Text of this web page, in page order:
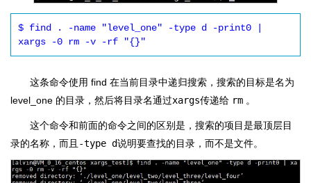
$ find . -name "level_one" -type d -print0 |
xargs -0 rm -v -rf "{}"
这条命令使用 find 在当前目录中递归搜索，搜索的目标是名为
level_one 的目录，然后将目录名通过xargs传递给 rm 。
这个命令和前面的命令之间的区别是，搜索的项目是最顶层目
录的名称，而且 -type d说明要查找的目录，而不是文件。